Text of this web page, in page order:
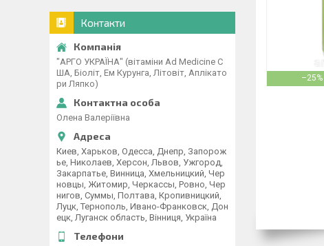
–25%
Контакти
"АРГО УКРАЇНА" (вітаміни Ad Medicine С
ША, Біоліт, Ем Курунга, Літовіт, Аплікато
ри Ляпко)
Олена Валеріївна
Киев, Харьков, Одесса, Днепр, Запорож
ье, Николаев, Херсон, Львов, Ужгород,
Закарпатье, Винница, Хмельницкий, Чер
новцы, Житомир, Черкассы, Ровно, Чер
нигов, Суммы, Полтава, Кропивницкий,
Луцк, Тернополь, Ивано-Франковск, Дон
ецк, Луганск область, Вінниця, Україна